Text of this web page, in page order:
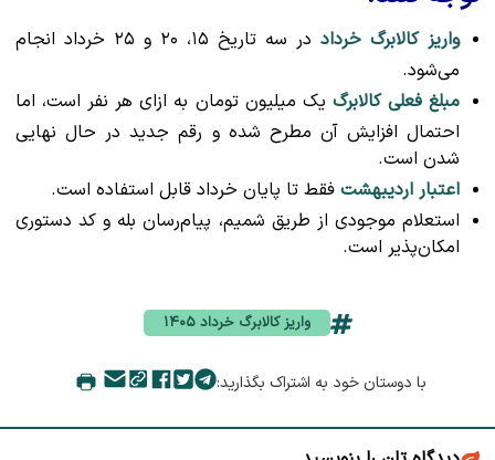
واریز کالابرگ خرداد
در سه تاریخ ۱۵، ۲۰ و ۲۵ خرداد انجام
می‌شود.
مبلغ فعلی کالابرگ یک میلیون تومان به ازای هر نفر است، اما
احتمال افزایش آن مطرح شده و رقم جدید در حال نهایی
شدن است.
اعتبار اردیبهشت فقط تا پایان خرداد قابل استفاده است.
استعلام موجودی از طریق شمیم، پیام‌رسان بله و کد دستوری
امکان‌پذیر است.
واریز کالابرگ خرداد ۱۴۰۵
با دوستان خود به اشتراک بگذارید: